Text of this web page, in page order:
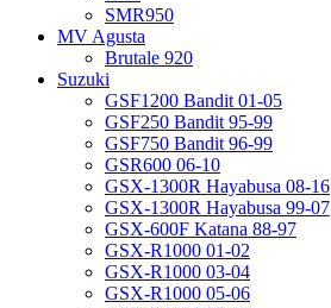
SMR950
MV Agusta
Brutale 920
Suzuki
GSF1200 Bandit 01-05
GSF250 Bandit 95-99
GSF750 Bandit 96-99
GSR600 06-10
GSX-1300R Hayabusa 08-16
GSX-1300R Hayabusa 99-07
GSX-600F Katana 88-97
GSX-R1000 01-02
GSX-R1000 03-04
GSX-R1000 05-06